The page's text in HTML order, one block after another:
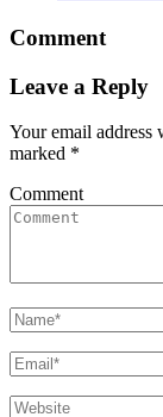
Comment
Leave a Reply
Your email address
marked *
Comment